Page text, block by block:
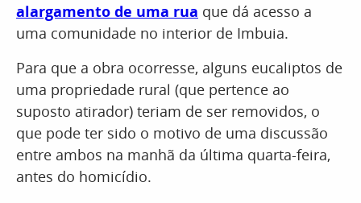
alargamento de uma rua que dá acesso a
uma comunidade no interior de Imbuia.
Para que a obra ocorresse, alguns eucaliptos de
uma propriedade rural (que pertence ao
suposto atirador) teriam de ser removidos, o
que pode ter sido o motivo de uma discussão
entre ambos na manhã da última quarta-feira,
antes do homicídio.